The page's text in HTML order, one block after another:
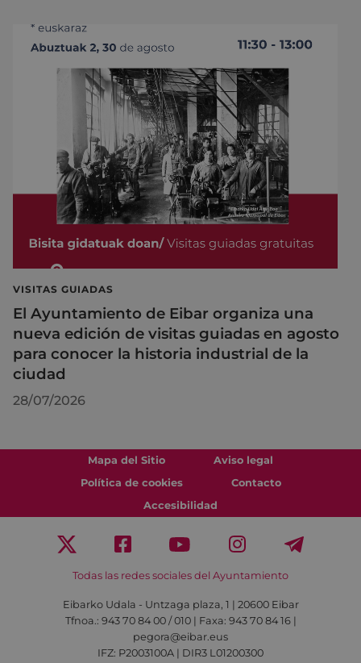
VISITAS GUIADAS
El Ayuntamiento de Eibar organiza una
nueva edición de visitas guiadas en agosto
para conocer la historia industrial de la
ciudad
28/07/2026
Mapa del Sitio
Aviso legal
Política de cookies
Contacto
Accesibilidad
Todas las redes sociales del Ayuntamiento
Eibarko Udala - Untzaga plaza, 1 | 20600 Eibar
Tfnoa.: 943 70 84 00 / 010 | Faxa: 943 70 84 16 |
pegora@eibar.eus
IFZ: P2003100A | DIR3 L01200300